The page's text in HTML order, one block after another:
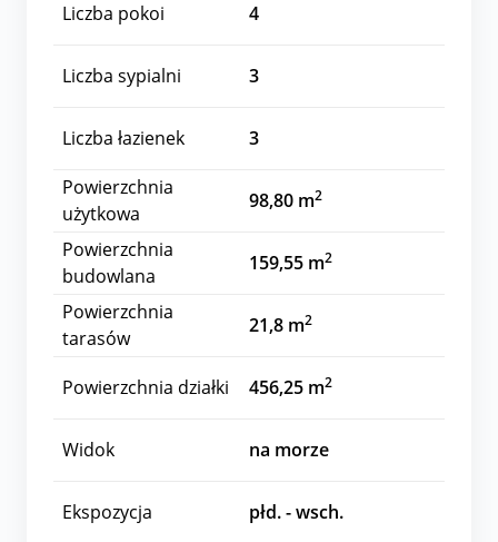
Liczba pokoi 4
Liczba sypialni 3
Liczba łazienek
3
Powierzchnia
użytkowa
98,80 m2
Powierzchnia
budowlana
159,55 m2
Powierzchnia
tarasów
21,8 m2
Powierzchnia działki 456,25 m2
Widok na morze
Ekspozycja płd. - wsch.